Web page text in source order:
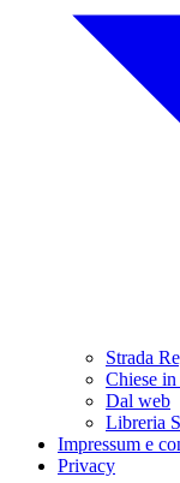
Strada
Chiese
Dal web
Libreria
Impressum e
Privacy